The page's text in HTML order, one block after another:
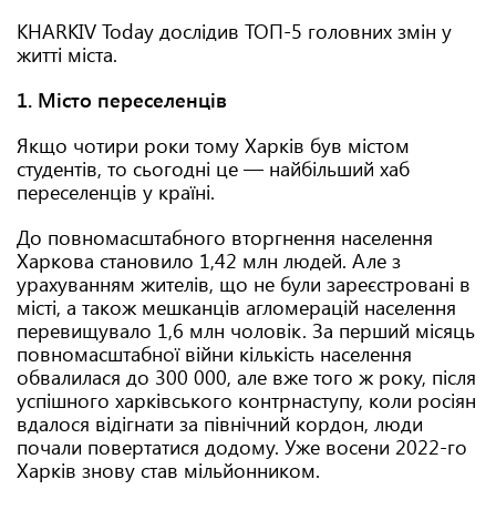
KHARKIV Today дослідив ТОП-5 головних змін у
житті міста.
1. Місто переселенців
Якщо чотири роки тому Харків був містом
студентів, то сьогодні це — найбільший хаб
переселенців у країні.
До повномасштабного вторгнення населення
Харкова становило 1,42 млн людей. Але з
урахуванням жителів, що не були зареєстровані в
місті, а також мешканців агломерацій населення
перевищувало 1,6 млн чоловік. За перший місяць
повномасштабної війни кількість населення
обвалилася до 300 000, але вже того ж року, після
успішного харківського контрнаступу, коли росіян
вдалося відігнати за північний кордон, люди
почали повертатися додому. Уже восени 2022-го
Харків знову став мільйонником.